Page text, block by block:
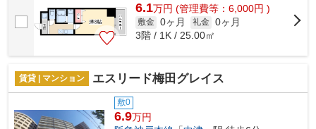
6.1万円 (管理費等：6,000円 )
敷金 0ヶ月 礼金 0ヶ月
3階 / 1K / 25.00㎡
賃貸 | マンション エスリード梅田グレイス
敷0
6.9万円